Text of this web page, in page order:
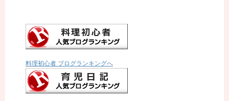
料理初心者 ブログランキングへ